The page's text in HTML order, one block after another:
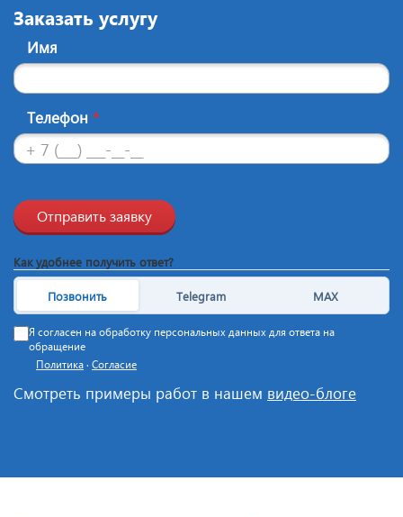
Заказать услугу
Имя
Телефон *
Отправить заявку
Как удобнее получить ответ?
Позвонить Telegram MAX
Я согласен на обработку персональных данных для ответа на
обращение
Политика · Согласие
Смотреть примеры работ в нашем видео-блоге